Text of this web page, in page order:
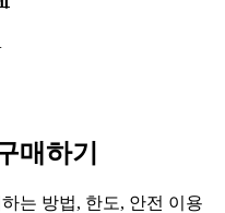
매하기
는 방법, 한도, 안전 이용